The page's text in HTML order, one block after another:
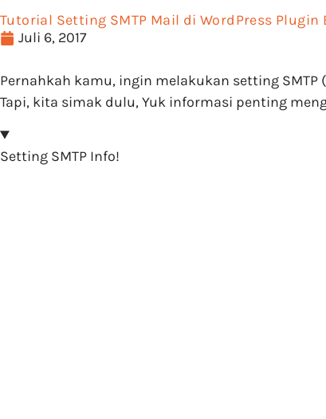
Tutorial Setting SMTP Mail di WordPress Plugin
Juli 6, 2017
Pernahkah kamu, ingin melakukan setting
Tapi, kita simak dulu, Yuk informasi penting
Setting SMTP Info!